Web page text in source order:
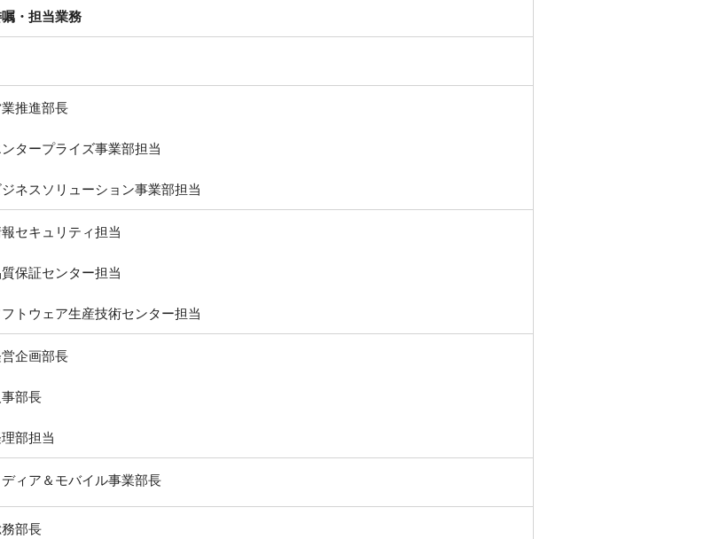
・担当業務
推進部長
ンタープライズ事業部担当
ジネスソリューション事業部担当
セキュリティ担当
保証センター担当
フトウェア生産技術センター担当
企画部長
事部長
部担当
ディア＆モバイル事業部長
部長